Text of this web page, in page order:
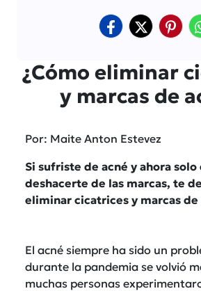
¿Cómo eliminar
y marcas de
Por: Maite Anton Estevez
Si sufriste de acné y ahora
deshacerte de las marcas, te
eliminar cicatrices y marcas de
El acné siempre ha sido un
durante la pandemia se volvió
muchas personas